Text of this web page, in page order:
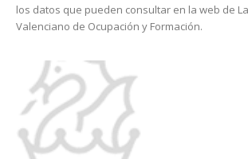
los datos que pueden consultar en la web de
Valenciano de Ocupación y Formación.